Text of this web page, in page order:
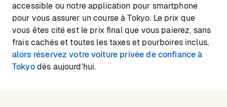
accessible ou notre application pour smartphone
pour vous assurer un course à Tokyo. Le prix que
vous êtes cité est le prix final que vous paierez, sans
frais cachés et toutes les taxes et pourboires inclus,
alors réservez votre voiture privée de confiance à
Tokyodès aujourd'hui.